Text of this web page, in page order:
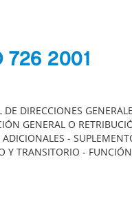
726 2001
DE DIRECCIONES
GENERAL O
-
Y TRANSITORIO -